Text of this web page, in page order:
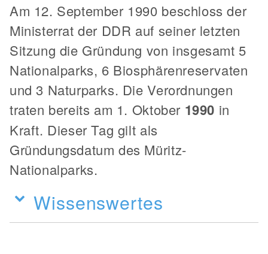
Am 12. September 1990 beschloss der
Ministerrat der DDR auf seiner letzten
Sitzung die Gründung von insgesamt 5
Nationalparks, 6 Biosphärenreservaten
und 3 Naturparks. Die Verordnungen
traten bereits am 1. Oktober 1990 in
Kraft. Dieser Tag gilt als
Gründungsdatum des Müritz-
Nationalparks.
Wissenswertes